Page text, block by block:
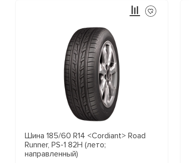
Шина 185/60 R14 <Cordiant> Road
Runner, PS-1 82H (лето;
направленный)